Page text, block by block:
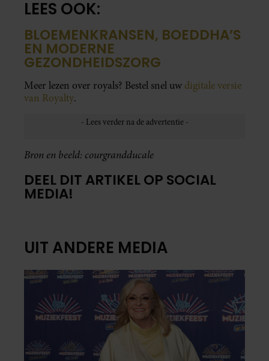
LEES OOK:
BLOEMENKRANSEN, BOEDDHA’S
EN MODERNE
GEZONDHEIDSZORG
Meer lezen over royals? Bestel snel uw digitale versie
van Royalty.
Bron en beeld: courgrandducale
DEEL DIT ARTIKEL OP SOCIAL
MEDIA!
UIT ANDERE MEDIA